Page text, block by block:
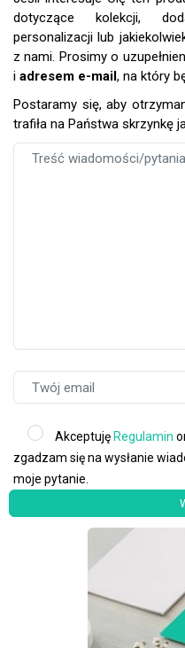
dotyczące kolekcji,
personalizacji lub
z nami. Prosimy o
i adresem e-mail , na który
Postaramy się, aby
trafiła na Państwa skrzynkę
Akceptuję Regulamin
zgadzam się na wysłanie
moje pytanie.